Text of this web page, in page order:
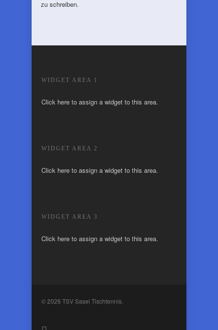
zu schreiben.
WIDGET AREA 1
Click here to assign a widget to this area.
WIDGET AREA 2
Click here to assign a widget to this area.
WIDGET AREA 3
Click here to assign a widget to this area.
© 2026 TSV Sasel Tischtennis.